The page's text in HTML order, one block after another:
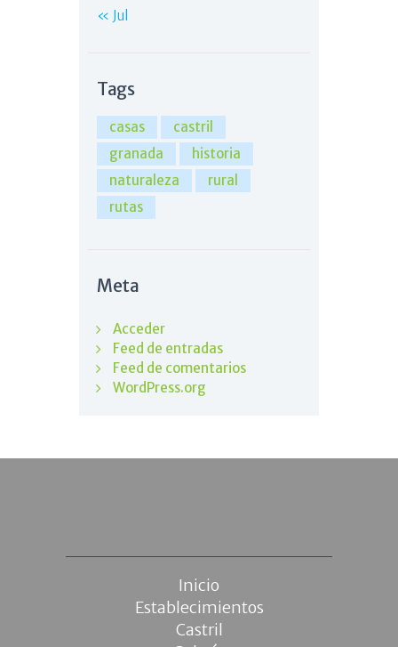
« Jul
Tags
casas
castril
granada
historia
naturaleza
rural
rutas
Meta
Acceder
Feed de entradas
Feed de comentarios
WordPress.org
Inicio
Establecimientos
Castril